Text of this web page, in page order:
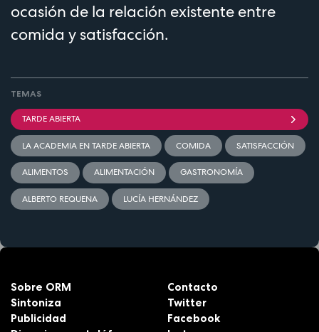
ocasión de la relación existente entre
comida y satisfacción.
TEMAS
TARDE ABIERTA
LA ACADEMIA EN TARDE ABIERTA COMIDA SATISFACCIÓN
ALIMENTOS ALIMENTACIÓN GASTRONOMÍA
ALBERTO REQUENA LUCÍA HERNÁNDEZ
Sobre ORM
Sintoniza
Publicidad
Contacto
Twitter
Facebook